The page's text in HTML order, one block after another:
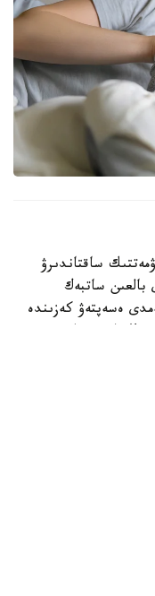
ساقتاندىرۋ
بالعىن ساتبەك
ەسەپتەۋ كەزىندە